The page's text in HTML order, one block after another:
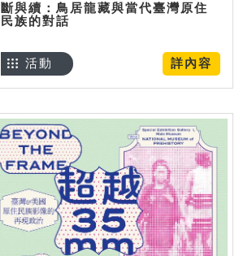
斷與續：鳥居龍藏與當代臺灣原住
民族的對話
詳內容
活動